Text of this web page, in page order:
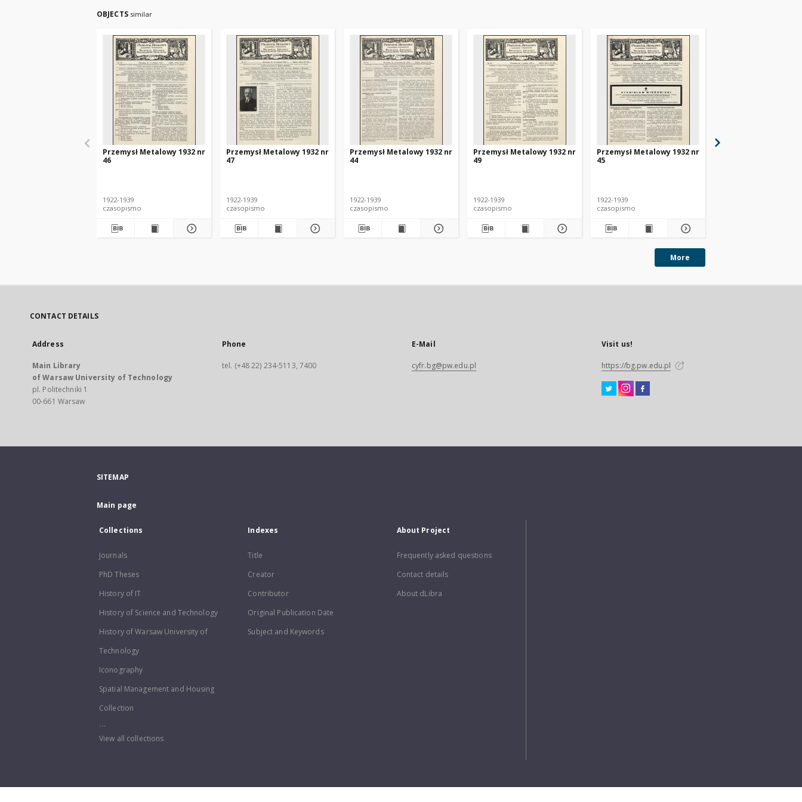
OBJECTS similar
Przemysł Metalowy 1932 nr
46
1922-1939
czasopismo
Przemysł Metalowy 1932 nr
47
1922-1939
czasopismo
Przemysł Metalowy 1932 nr
44
1922-1939
czasopismo
Przemysł Metalowy 1932 nr
49
1922-1939
czasopismo
Przemysł Metalowy 1932 nr
45
1922-1939
czasopismo
More
CONTACT DETAILS
Address
Main Library
of Warsaw University of Technology
pl. Politechniki 1
00-661 Warsaw
Phone
tel. (+48 22) 234-5113, 7400
E-Mail
cyfr.bg@pw.edu.pl
Visit us!
https://bg.pw.edu.pl
SITEMAP
Main page
Collections
Journals
PhD Theses
History of IT
History of Science and Technology
History of Warsaw University of
Technology
Iconography
Spatial Management and Housing
Collection
...
View all collections
Indexes
Title
Creator
Contributor
Original Publication Date
Subject and Keywords
About Project
Frequently asked questions
Contact details
About dLibra